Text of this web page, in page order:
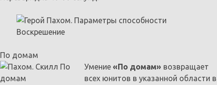
По домам
Умение «По домам» возвращает
всех юнитов в указанной области в